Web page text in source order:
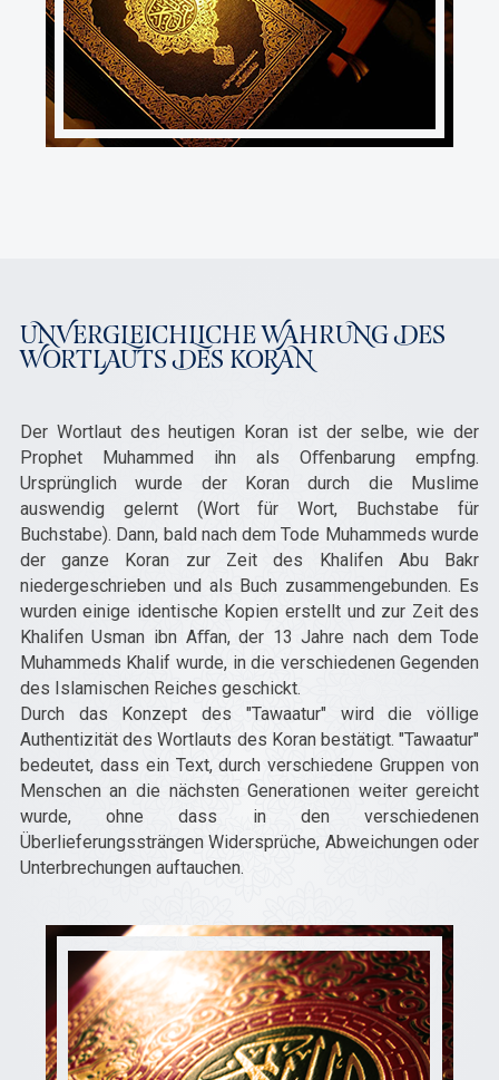
UNVERGLEICHLICHE WAHRUNG DES
WORTLAUTS DES KORAN
Der Wortlaut des heutigen Koran ist der selbe, wie der
Prophet Muhammed ihn als Oﬀenbarung empfng.
Ursprünglich wurde der Koran durch die Muslime
auswendig gelernt (Wort für Wort, Buchstabe für
Buchstabe). Dann, bald nach dem Tode Muhammeds wurde
der ganze Koran zur Zeit des Khalifen Abu Bakr
niedergeschrieben und als Buch zusammengebunden. Es
wurden einige identische Kopien erstellt und zur Zeit des
Khalifen Usman ibn Aﬀan, der 13 Jahre nach dem Tode
Muhammeds Khalif wurde, in die verschiedenen Gegenden
des Islamischen Reiches geschickt.
Durch das Konzept des "Tawaatur" wird die völlige
Authentizität des Wortlauts des Koran bestätigt. "Tawaatur"
bedeutet, dass ein Text, durch verschiedene Gruppen von
Menschen an die nächsten Generationen weiter gereicht
wurde, ohne dass in den verschiedenen
Überlieferungssträngen Widersprüche, Abweichungen oder
Unterbrechungen auftauchen.